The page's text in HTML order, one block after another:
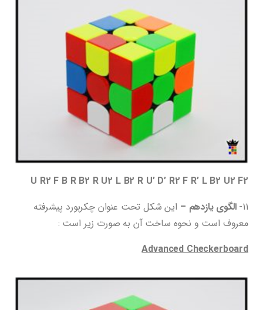
U R2 F B R B2 R U2 L B2 R U’ D’ R2 F R’ L B2 U2 F2
11- الگوی یازدهم – این شکل تحت عنوان چکربورد پیشرفته
معروف است و نحوه ساخت آن به صورت زیر است :
Advanced Checkerboard